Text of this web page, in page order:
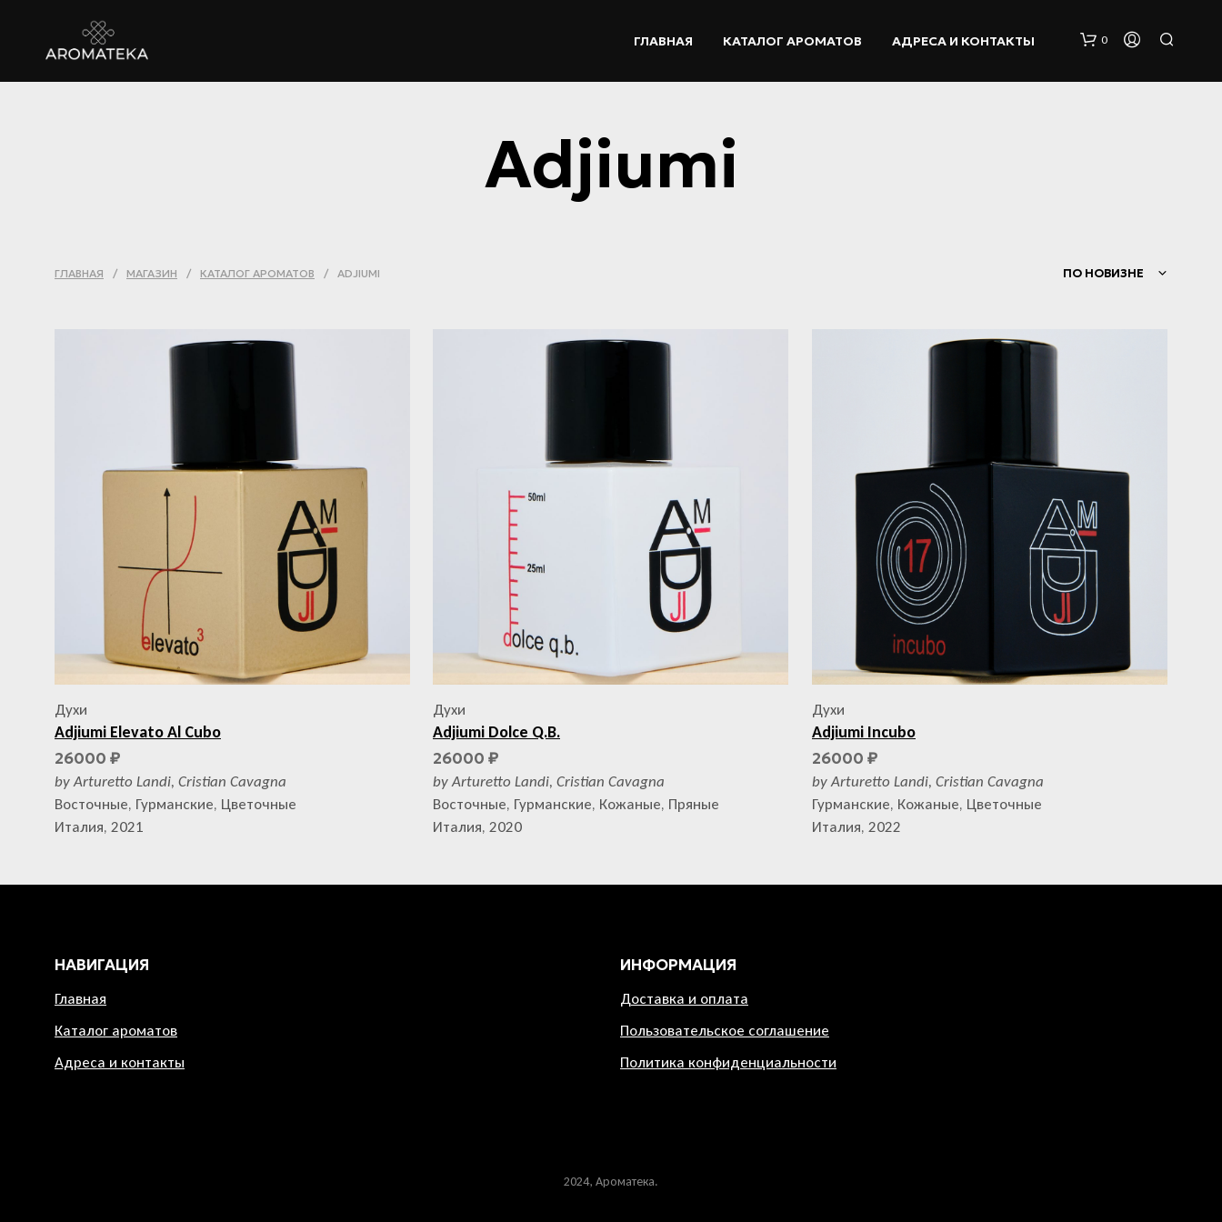
ГЛАВНАЯ КАТАЛОГ АРОМАТОВ АДРЕСА И КОНТАКТЫ 0
О
Adjiumi
ГЛАВНАЯ / МАГАЗИН / КАТАЛОГ АРОМАТОВ / ADJIUMI ПО НОВИЗНЕ
Духи
Adjiumi Elevato Al Cubo
26000 ₽
by Arturetto Landi, Cristian Cavagna
Восточные, Гурманские, Цветочные
Италия, 2021
Духи
Adjiumi Dolce Q.B.
26000₽
by Arturetto Landi, Cristian Cavagna
Восточные, Гурманские, Кожаные, Пряные
Италия, 2020
Духи
Adjiumi Incubo
26000 ₽
by Arturetto Landi, Cristian Cavagna
Гурманские, Кожаные, Цветочные
Италия, 2022
НАВИГАЦИЯ
Главная
Каталог ароматов
Адреса и контакты
ИНФОРМАЦИЯ
Доставка и оплата
Пользовательское соглашение
Политика конфиденциальности
2024, Ароматека.